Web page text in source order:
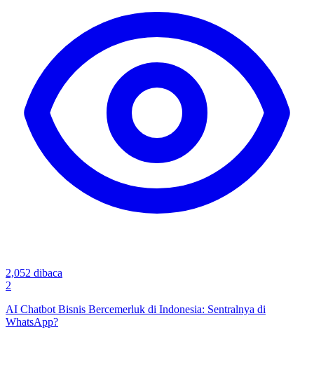
2,052 dibaca
2
AI Chatbot Bisnis Bercemerluk di Indonesia: Sentralnya di
WhatsApp?